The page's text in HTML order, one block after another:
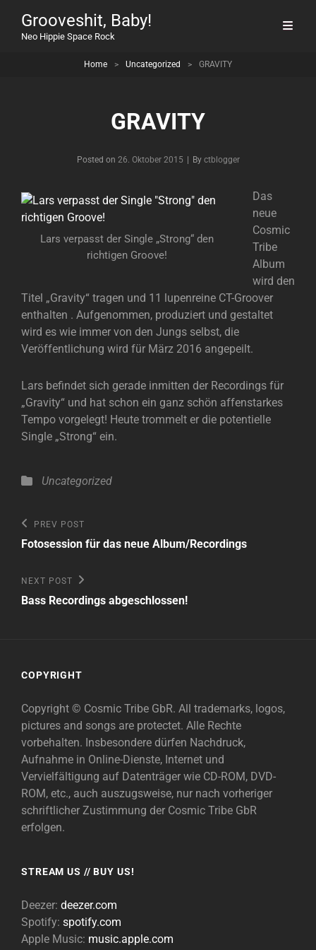
Grooveshit, Baby!
Neo Hippie Space Rock
Home > Uncategorized > GRAVITY
GRAVITY
Posted on 26. Oktober 2015 By Byline
ctblogger
Lars verpasst der Single „Strong“ den
richtigen Groove!
Das
neue
Cosmic
Tribe
Album
wird den
Titel „Gravity“ tragen und 11 lupenreine CT-Groover
enthalten . Aufgenommen, produziert und gestaltet
wird es wie immer von den Jungs selbst, die
Veröffentlichung wird für März 2016 angepeilt.
Lars befindet sich gerade inmitten der Recordings für
„Gravity“ und hat schon ein ganz schön affenstarkes
Tempo vorgelegt! Heute trommelt er die potentielle
Single „Strong“ ein.
Categories
Uncategorized
Beitragsnavigation
Previous
Post
PREV POST
Fotosession für das neue Album/Recordings
Next
Post
NEXT POST
Bass Recordings abgeschlossen!
COPYRIGHT
Copyright © Cosmic Tribe GbR. All trademarks, logos,
pictures and songs are protectet. Alle Rechte
vorbehalten. Insbesondere dürfen Nachdruck,
Aufnahme in Online-Dienste, Internet und
Vervielfältigung auf Datenträger wie CD-ROM, DVD-
ROM, etc., auch auszugsweise, nur nach vorheriger
schriftlicher Zustimmung der Cosmic Tribe GbR
erfolgen.
STREAM US // BUY US!
Deezer: deezer.com
Spotify: spotify.com
Apple Music: music.apple.com